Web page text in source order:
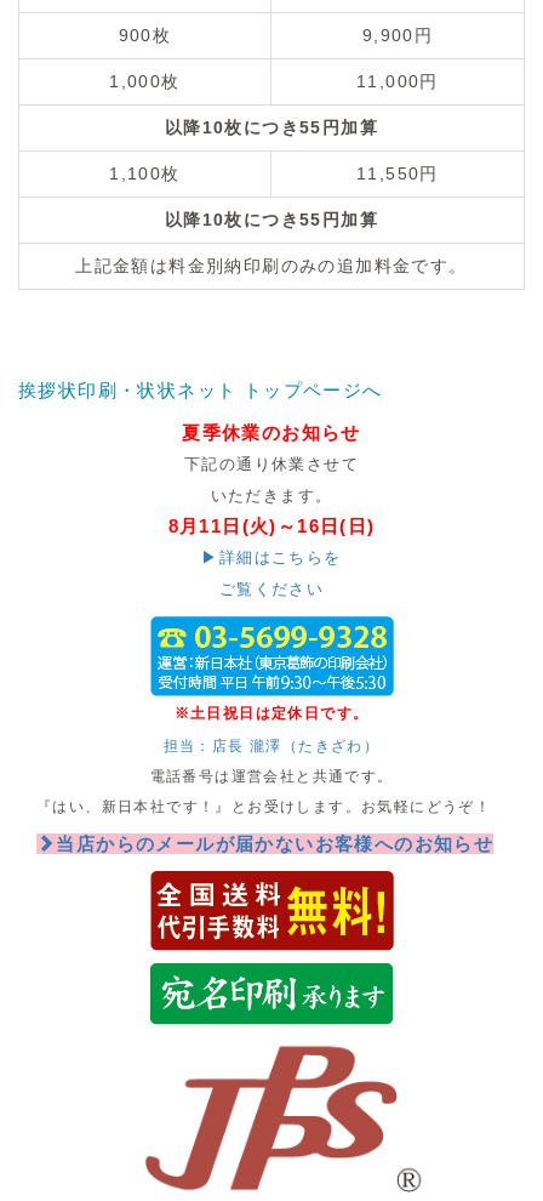
900枚 9,900円
1,000枚 11,000円
以降10枚につき55円加算
1,100枚 11,550円
以降10枚につき55円加算
上記金額は料金別納印刷のみの追加料金です。
挨拶状印刷・状状ネット トップページへ
夏季休業のお知らせ
下記の通り休業させて
いただきます。
8月11日(火)～16日(日)
▶詳細はこちらを
ご覧ください
※土日祝日は定休日です。
担当：店長 瀧澤（たきざわ）
電話番号は運営会社と共通です。
『はい、新日本社です！』とお受けします。お気軽にどうぞ！
当店からのメールが届かないお客様へのお知らせ